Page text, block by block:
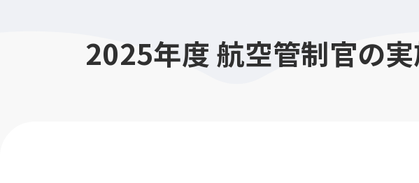
2025年度 航空管制官の実